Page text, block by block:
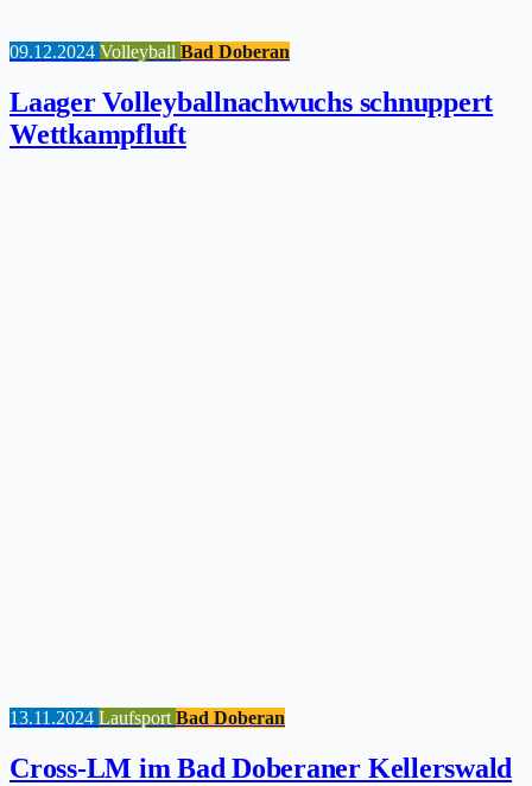
09.12.2024 Volleyball Bad Doberan
Laager Volleyballnachwuchs schnuppert
Wettkampfluft
13.11.2024 LaufsportBad Doberan
Cross-LM im Bad Doberaner Kellerswald